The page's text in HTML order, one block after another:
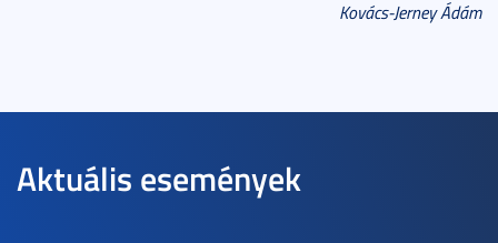
Kovács-Jerney Ádám
Aktuális események